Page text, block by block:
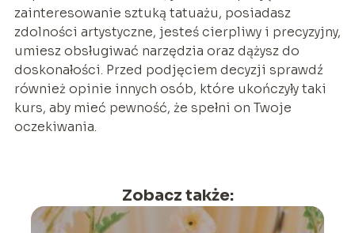
zainteresowanie sztuką tatuażu, posiadasz
zdolności artystyczne, jesteś cierpliwy i precyzyjny,
umiesz obsługiwać narzędzia oraz dążysz do
doskonałości. Przed podjęciem decyzji sprawdź
również opinie innych osób, które ukończyły taki
kurs, aby mieć pewność, że spełni on Twoje
oczekiwania.
Zobacz także: